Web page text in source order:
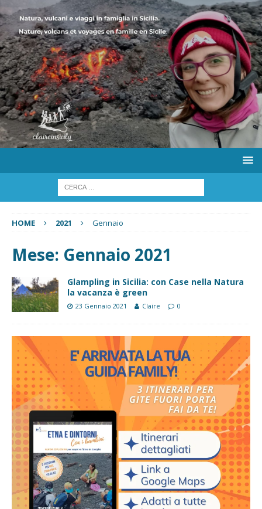
HOME 2021 Gennaio
Mese: Gennaio 2021
Glampling in Sicilia: con Case nella Natura
la vacanza è green
23 Gennaio 2021 Claire 0